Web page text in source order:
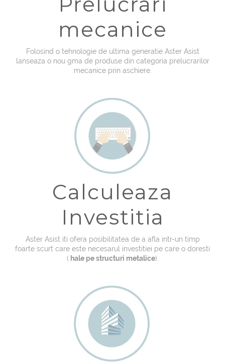
mecanice
Folosind o tehnologie de ultima generatie Aster Asist
lanseaza o nou gma de produse din categoria prelucrarilor
mecanice prin aschiere.
Calculeaza
Investitia
Aster Asist iti ofera posibilitatea de a afla intr-un timp
foarte scurt care este necesarul investitiei pe care o doresti
( hale pe structuri metalice).